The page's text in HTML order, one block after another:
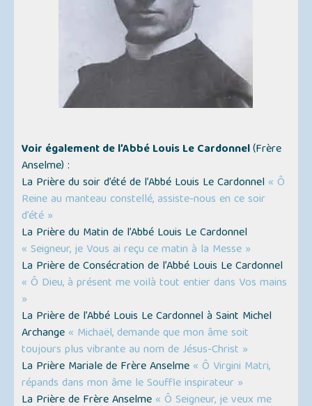
Voir également de l’Abbé Louis Le Cardonnel(Frère
Anselme) :
La Prière du soir d’été de l’Abbé Louis Le Cardonnel « Ô
Reine au manteau constellé, assiste-nous en ce soir
d’été »
La Prière du Matin de l’Abbé Louis Le Cardonnel
« Seigneur, je Vous ai reçu ce matin à la Messe »
La Prière de Consécration de l’Abbé Louis Le Cardonnel
« Ô Dieu, à présent me voilà tout entier dans Vos mains
»
La Prière de l’Abbé Louis Le Cardonnel à Saint Michel
Archange « Michaël, demande que mon âme soit
toujours plus vibrante au nom de Jésus-Christ »
La Prière Mariale de Frère Anselme « Ô Virgini Matri,
répands dans mon âme le Souffle inspirateur »
La Prière de Frère Anselme « Ô Seigneur, je veux me